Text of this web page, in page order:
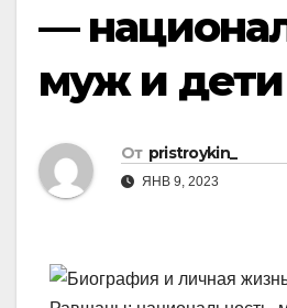
—
муж и дети
От pristroykin_
ЯНВ 9, 2023